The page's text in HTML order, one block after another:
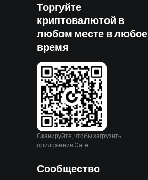
Торгуйте
криптовалютой в
любом месте в любое
время
Сканируйте, чтобы загрузить
приложение Gate
Сообщество